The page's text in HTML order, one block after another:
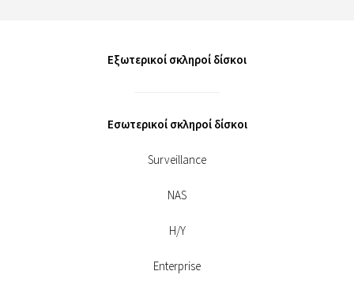
Εξωτερικοί σκληροί δίσκοι
Εσωτερικοί σκληροί δίσκοι
Surveillance
NAS
Η/Υ
Enterprise